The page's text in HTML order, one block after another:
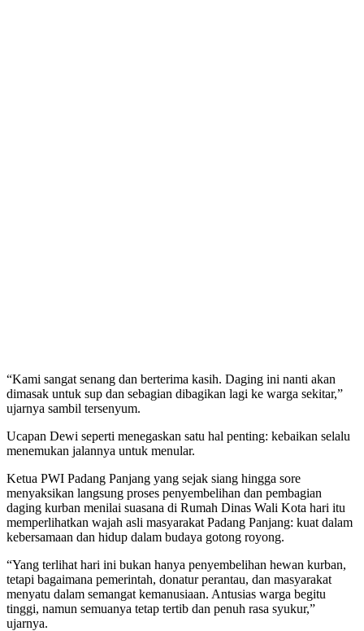
“Kami sangat senang dan berterima kasih. Daging ini nanti akan
dimasak untuk sup dan sebagian dibagikan lagi ke warga sekitar,”
ujarnya sambil tersenyum.
Ucapan Dewi seperti menegaskan satu hal penting: kebaikan selalu
menemukan jalannya untuk menular.
Ketua PWI Padang Panjang yang sejak siang hingga sore
menyaksikan langsung proses penyembelihan dan pembagian
daging kurban menilai suasana di Rumah Dinas Wali Kota hari itu
memperlihatkan wajah asli masyarakat Padang Panjang: kuat dalam
kebersamaan dan hidup dalam budaya gotong royong.
“Yang terlihat hari ini bukan hanya penyembelihan hewan kurban,
tetapi bagaimana pemerintah, donatur perantau, dan masyarakat
menyatu dalam semangat kemanusiaan. Antusias warga begitu
tinggi, namun semuanya tetap tertib dan penuh rasa syukur,”
ujarnya.